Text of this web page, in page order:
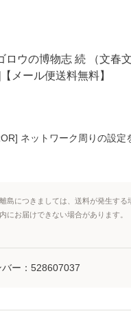
ロウの博物志 続 （文春
メール便送料無料】
ネットワーク周りの設定
島につきましては、送料が発生する
にお届けできない場合があります。
ー： 528607037